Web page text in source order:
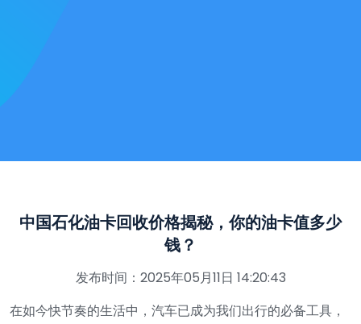
中国石化油卡回收价格揭秘，你的油卡值多少
钱？
发布时间：2025年05月11日 14:20:43
在如今快节奏的生活中，汽车已成为我们出行的必备工具，